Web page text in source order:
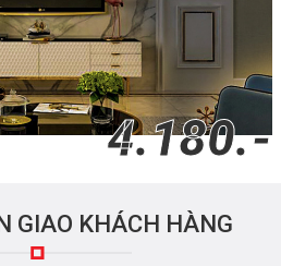
4.180.-
GIAO KHÁCH HÀNG